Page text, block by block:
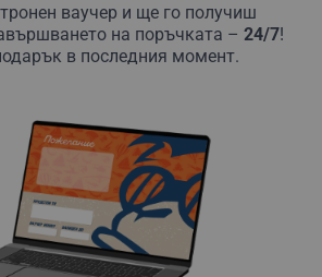
ваучер и ще го получиш
на поръчката – 24/7!
в последния момент.